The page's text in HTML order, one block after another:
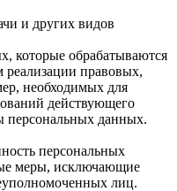
и других видов
которые обрабатываются
реализации правовых,
необходимых для
действующего
персональных данных.
персональных
меры, исключающие
лиц.